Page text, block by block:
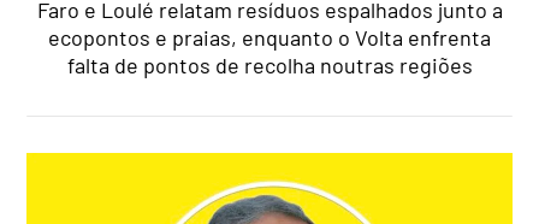
Faro e Loulé relatam resíduos espalhados junto a
ecopontos e praias, enquanto o Volta enfrenta
falta de pontos de recolha noutras regiões